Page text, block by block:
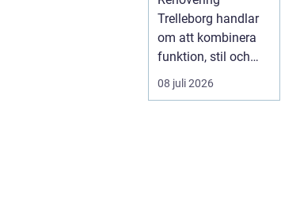
smart sätt
Trelleborg handlar
om att kombinera
funktion, stil och
långsiktig ekonomi i
samma p...
08 juli 2026